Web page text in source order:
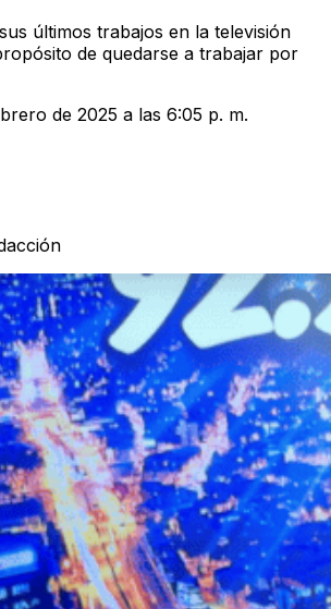
últimos trabajos en la televisión
de quedarse a trabajar por
de 2025 a las 6:05 p. m.